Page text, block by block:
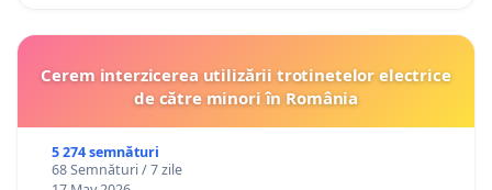
Cerem interzicerea utilizării trotinetelor electrice
de către minori în România
5 274 semnături
68 Semnături / 7 zile